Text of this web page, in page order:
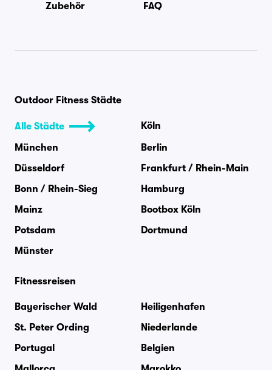
Zubehör FAQ
Outdoor Fitness Städte
Alle Städte
Köln
München
Berlin
Düsseldorf
Frankfurt / Rhein-Main
Bonn / Rhein-Sieg
Hamburg
Mainz
Bootbox Köln
Potsdam
Dortmund
Münster
Fitnessreisen
Bayerischer Wald
Heiligenhafen
St. Peter Ording
Niederlande
Portugal
Belgien